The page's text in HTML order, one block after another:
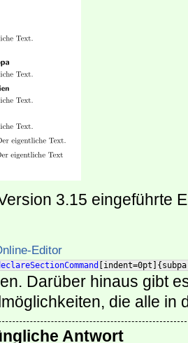
3.15 eingeführte
Editor
indent=0pt {
Darüber hinaus gibt
die alle in
Antwort